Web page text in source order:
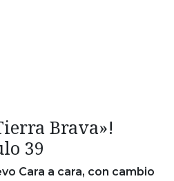
Brava»!
39
Cara a cara, con cambio